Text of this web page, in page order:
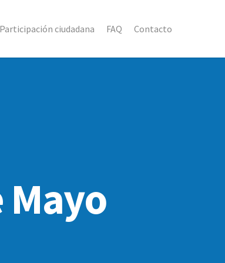
Participación ciudadana FAQ Contacto
Mayo